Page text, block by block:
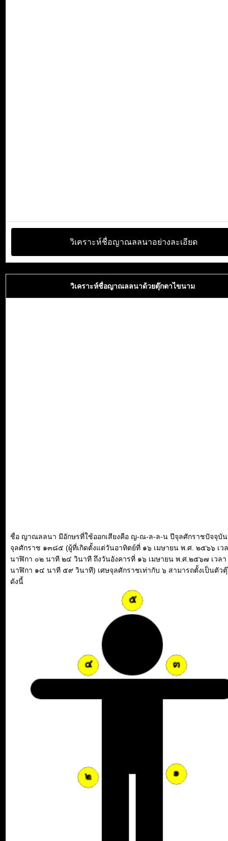
วิเคราะห์ชื่อญาณลลนาอย่างละเอียด
วิเคราะห์ชื่อญาณลลนาด้วยตุ๊กตาไขนาม
ชื่อ ญาณลลนา มีอักษรที่ใช้ออกเสียงคือ ญ-ณ-ล-ล-น ปีจุลศักราชปัจจุบั
จุลศักราช ๑๓๘๕ (ผู้ที่เกิดตั้งแต่วันอาทิตย์ที่ ๑๖ เมษายน พ.ศ. ๒๕๖๖ เว
นาฬิกา ๐๒ นาที ๒๔ วินาที ถึงวันอังคารที่ ๑๖ เมษายน พ.ศ.๒๕๖๗ เวล
นาฬิกา ๑๔ นาที ๕๙ วินาที) เศษจุลศักราชเท่ากับ ๖ สามารถตั้งเป็นตัว
ดังนี้